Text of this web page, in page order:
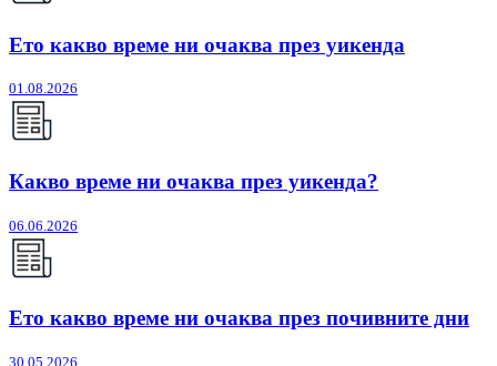
Ето какво време ни очаква през уикенда
01.08.2026
Какво време ни очаква през уикенда?
06.06.2026
Ето какво време ни очаква през почивните дни
30.05.2026